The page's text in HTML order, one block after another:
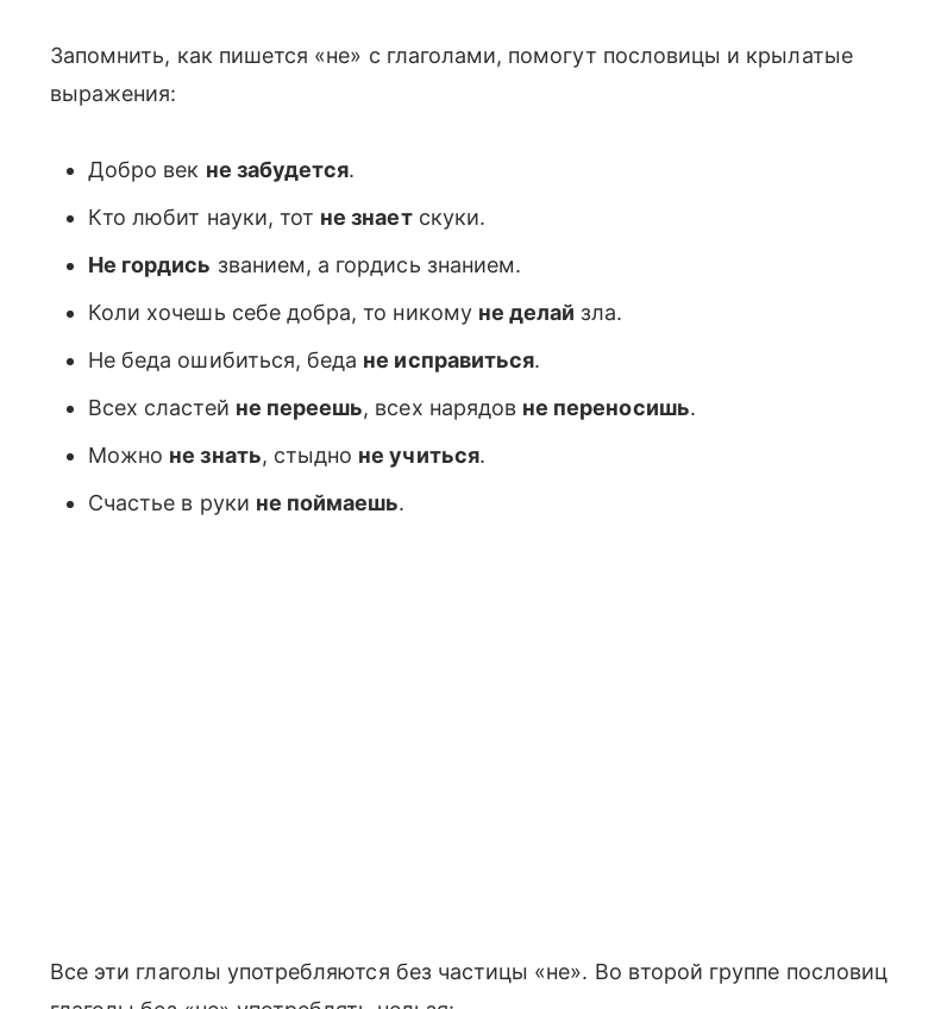
Запомнить, как пишется «не» с глаголами, помогут пословицы и крылатые
выражения:
Добро век не забудется.
Кто любит науки, тот не знаетскуки.
Не гордись званием, а гордись знанием.
Коли хочешь себе добра, то никому не делай зла.
Не беда ошибиться, беда не исправиться.
Всех сластей не переешь, всех нарядов не переносишь.
Можно не знать, стыдно не учиться.
Счастье в руки не поймаешь.
Все эти глаголы употребляются без частицы «не». Во второй группе пословиц